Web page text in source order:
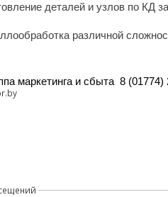
деталей и узлов по КД
различной
маркетинга и сбыта 8 (01774)